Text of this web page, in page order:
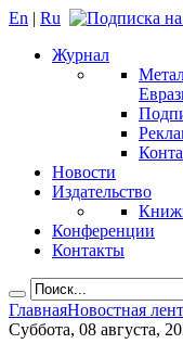
En | Ru
Журнал
Новости
Издательство
Конференции
Контакты
ГлавнаяНовостная
Суббота, 08 августа,